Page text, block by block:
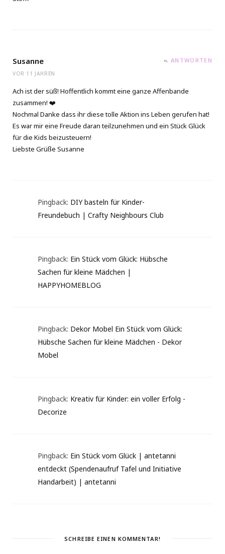
Susanne
VOR 11 JAHREN
ANTWORTEN
Ach ist der süß! Hoffentlich kommt eine ganze Affenbande
zusammen! ❤️
Nochmal Danke dass ihr diese tolle Aktion ins Leben gerufen hat!
Es war mir eine Freude daran teilzunehmen und ein Stück Glück
für die Kids beizusteuern!
Liebste Grüße Susanne
Pingback: DIY basteln für Kinder-
Freundebuch | Crafty Neighbours Club
Pingback: Ein Stück vom Glück: Hübsche
Sachen für kleine Mädchen |
HAPPYHOMEBLOG
Pingback: Dekor Mobel Ein Stück vom Glück:
Hübsche Sachen für kleine Mädchen - Dekor
Mobel
Pingback: Kreativ für Kinder: ein voller Erfolg -
Decorize
Pingback: Ein Stück vom Glück | antetanni
entdeckt (Spendenaufruf Tafel und Initiative
Handarbeit) | antetanni
SCHREIBE EINEN KOMMENTAR!